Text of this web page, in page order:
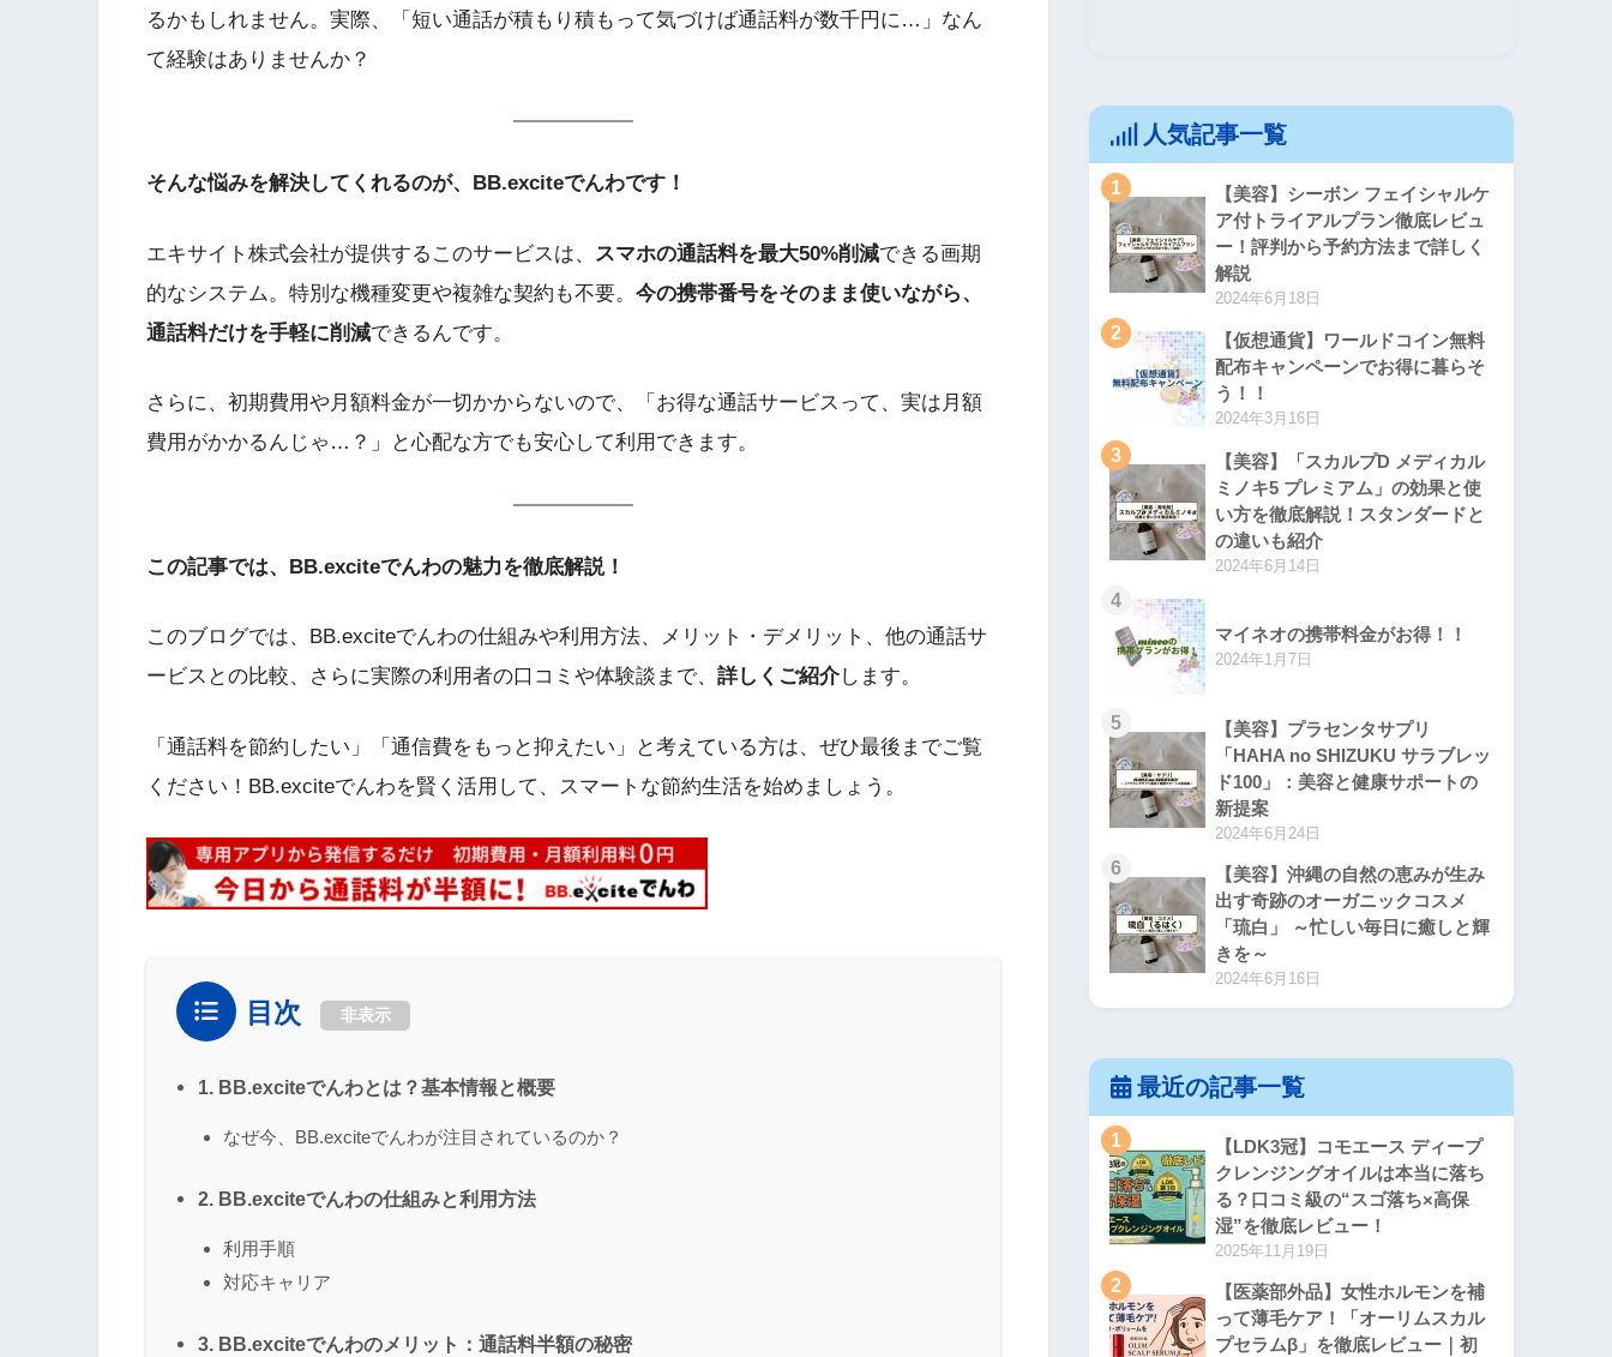
るかもしれません。実際、「短い通話が積もり積もって気づけば通話料が数千円に…」なん
て経験はありませんか？
そんな悩みを解決してくれるのが、BB.exciteでんわです！
エキサイト株式会社が提供するこのサービスは、 スマホの通話料を最大50%削減できる画期
的なシステム。特別な機種変更や複雑な契約も不要。 今の携帯番号をそのまま使いながら、
通話料だけを手軽に削減できるんです。
さらに、初期費用や月額料金が一切かからないので、「お得な通話サービスって、実は月額
費用がかかるんじゃ…？」と心配な方でも安心して利用できます。
この記事では、BB.exciteでんわの魅力を徹底解説！
このブログでは、BB.exciteでんわの仕組みや利用方法、メリット・デメリット、他の通話サ
ービスとの比較、さらに実際の利用者の口コミや体験談まで、 詳しくご紹介します。
「通話料を節約したい」「通信費をもっと抑えたい」と考えている方は、ぜひ最後までご覧
ください！BB.exciteでんわを賢く活用して、スマートな節約生活を始めましょう。
目次 非表示
1. BB.exciteでんわとは？基本情報と概要
なぜ今、BB.exciteでんわが注目されているのか？
2. BB.exciteでんわの仕組みと利用方法
利用手順
対応キャリア
3. BB.exciteでんわのメリット：通話料半額の秘密
人気記事一覧
1
【美容】シーボン フェイシャルケ
ア付トライアルプラン徹底レビュ
ー！評判から予約方法まで詳しく
解説
2024年6月18日
2
【仮想通貨】ワールドコイン無料
配布キャンペーンでお得に暮らそ
う！！
2024年3月16日
3
【美容】「スカルプD メディカル
ミノキ5 プレミアム」の効果と使
い方を徹底解説！スタンダードと
の違いも紹介
2024年6月14日
4
マイネオの携帯料金がお得！！
2024年1月7日
5
【美容】プラセンタサプリ
「HAHA no SHIZUKU サラブレッ
ド100」：美容と健康サポートの
新提案
2024年6月24日
6
【美容】沖縄の自然の恵みが生み
出す奇跡のオーガニックコスメ
「琉白」 ～忙しい毎日に癒しと輝
きを～
2024年6月16日
最近の記事一覧
1
【LDK3冠】コモエース ディープ
クレンジングオイルは本当に落ち
る？口コミ級の“スゴ落ち×高保
湿”を徹底レビュー！
2025年11月19日
2
【医薬部外品】女性ホルモンを補
って薄毛ケア！「オーリムスカル
プセラムβ」を徹底レビュー｜初